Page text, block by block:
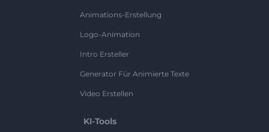
Animations-Erstellung
Logo-Animation
Intro Ersteller
Generator Für Animierte Texte
Video Erstellen
KI-Tools